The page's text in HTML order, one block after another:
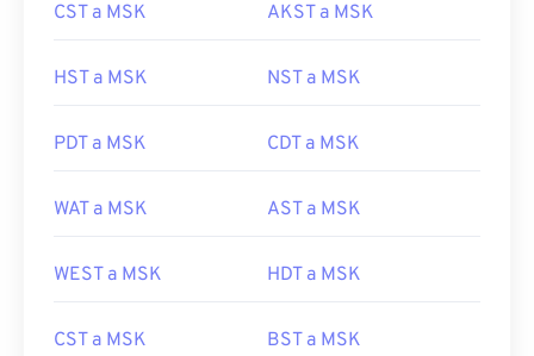
CST a MSK AKST a MSK
HST a MSK NST a MSK
PDT a MSK CDT a MSK
WAT a MSK AST a MSK
WEST a MSK HDT a MSK
CST a MSK BST a MSK